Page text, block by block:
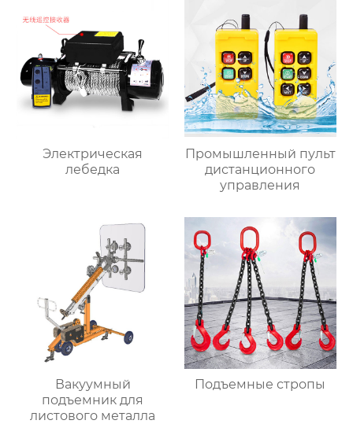
Электрическая
лебедка
Промышленный пульт
дистанционного
управления
Вакуумный
подъемник для
листового металла
Подъемные стропы